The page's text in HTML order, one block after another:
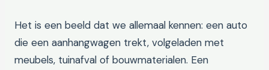
Het is een beeld dat we allemaal kennen: een auto
die een aanhangwagen trekt, volgeladen met
meubels, tuinafval of bouwmaterialen. Een